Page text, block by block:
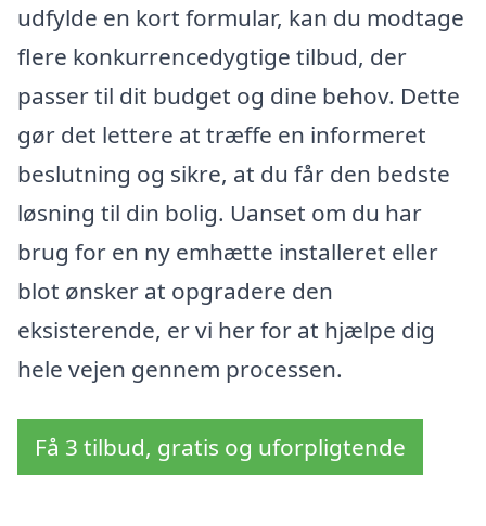
udfylde en kort formular, kan du modtage
flere konkurrencedygtige tilbud, der
passer til dit budget og dine behov. Dette
gør det lettere at træffe en informeret
beslutning og sikre, at du får den bedste
løsning til din bolig. Uanset om du har
brug for en ny emhætte installeret eller
blot ønsker at opgradere den
eksisterende, er vi her for at hjælpe dig
hele vejen gennem processen.
Få 3 tilbud, gratis og uforpligtende